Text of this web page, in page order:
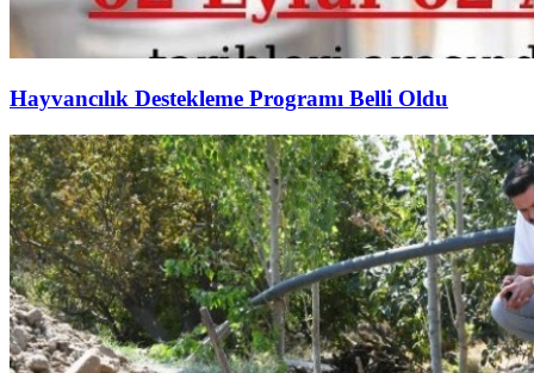
Hayvancılık Destekleme Programı Belli Oldu